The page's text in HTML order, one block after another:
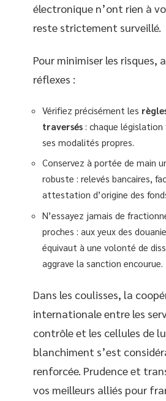
électronique n’ont rien à
reste strictement surveillé.
Pour minimiser les risques,
réflexes :
Vérifiez précisément les
traversés : chaque
ses modalités propres.
Conservez à portée de main
robuste : relevés bancaires,
attestation d’origine des
N’essayez jamais de
proches : aux yeux des
équivaut à une volonté de
aggrave la sanction encourue.
Dans les coulisses, la
internationale entre les
contrôle et les cellules de
blanchiment s’est
renforcée. Prudence et
vos meilleurs alliés pour